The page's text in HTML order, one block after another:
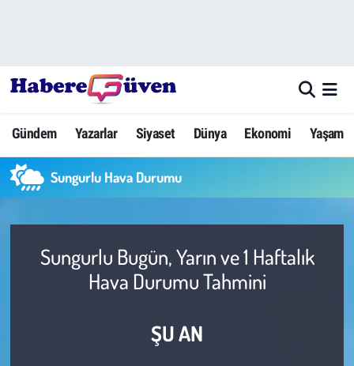
Gündem Yazarlar Siyaset Dünya Ekonomi Yaşam
Sungurlu Hava Durumu
Sungurlu Bugün, Yarın ve 1 Haftalık
Hava Durumu Tahmini
ŞU AN
Yazarlar
Dünya
Siyaset
Ekonomi
Yaşam
Hava Durumu
Trafik Durumu
Süper Lig Puan Durumu ve Fikstür
Tüm Manşetler
Son Dakika Haberleri